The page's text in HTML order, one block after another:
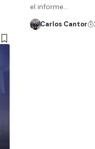
el informe…
Carlos Cantor